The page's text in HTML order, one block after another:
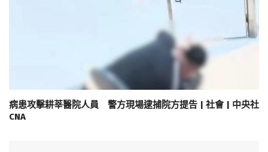
病患攻擊耕莘醫院人員 警方現場逮捕院方提告 | 社會 | 中央社
CNA